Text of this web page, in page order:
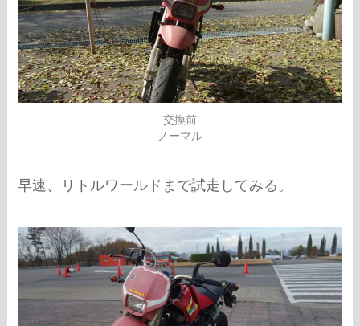
交換前
ノーマル
早速、リトルワールドまで試走してみる。